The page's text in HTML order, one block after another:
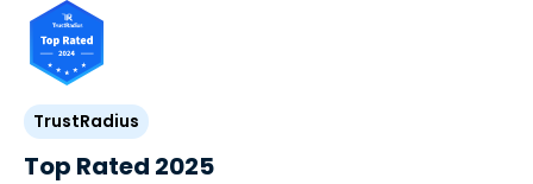
TrustRadius
Top Rated 2025